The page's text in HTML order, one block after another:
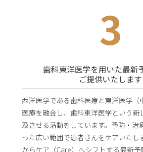
3
歯科東洋医学を用いた最新
ご提供いたします
西洋医学である歯科医療と東洋医学（
医療を融合し、歯科東洋医学という新
及させる活動をしています。予防・治
った広い範囲で患者さんをケアいたし
からケア（Care）へシフトする最新